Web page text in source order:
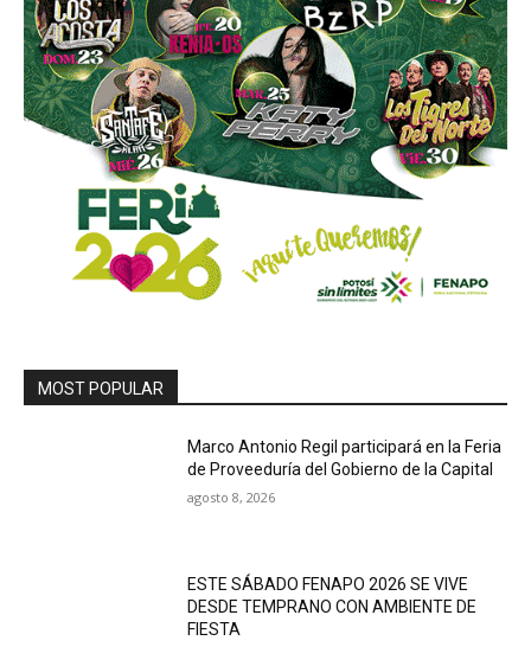
MOST POPULAR
Marco Antonio Regil participará en la Feria
de Proveeduría del Gobierno de la Capital
agosto 8, 2026
ESTE SÁBADO FENAPO 2026 SE VIVE
DESDE TEMPRANO CON AMBIENTE DE
FIESTA